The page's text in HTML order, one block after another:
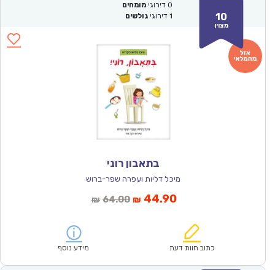
10
מצוין
0 דירוגי מומחים
1 דירוגי גולשים
בתאבון רוני
מיכל דליות ועפרה שפר-ברוש
₪ 64.00המחיר
₪64.00.
₪ 44.90המחיר
הוא:
כתוב חוות דעת מידע נוסף